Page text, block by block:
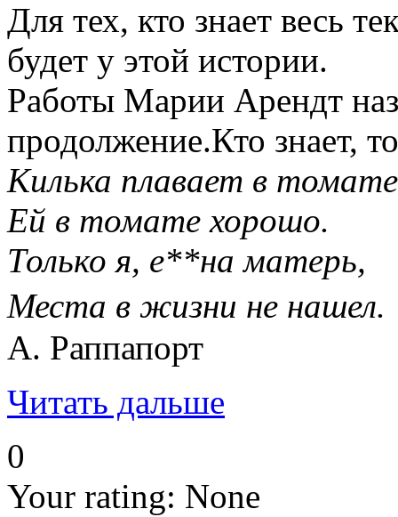
Для тех, кто знает весь
будет у этой истории.
Работы Марии Арендт
продолжение.Кто знает,
Килька плавает в томате
Ей в томате хорошо.
Только я, е**на матерь,
Места в жизни не
А. Раппапорт
Читать дальше
0
Your rating: None